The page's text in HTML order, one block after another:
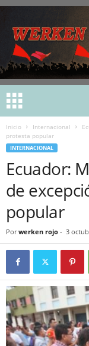
Inicio Internacional
protesta popular
INTERNACIONAL
Ecuador:
de
popular
Por werken rojo - 3